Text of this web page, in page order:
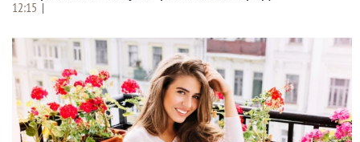
12:15 |